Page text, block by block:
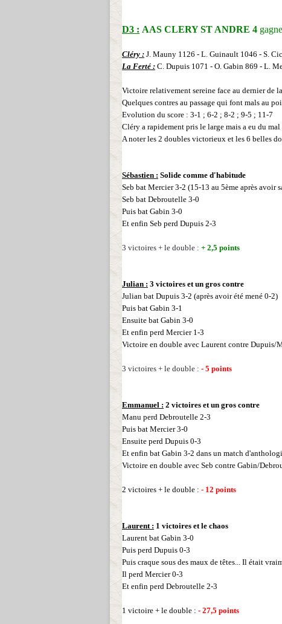
D3 : AAS CLERY ST ANDRE 4
Cléry : J. Mauny 1126 - L. Guinault 1046 - S.
La Ferté : C. Dupuis 1071 - O. Gabin 869 - L.
Victoire relativement sereine face au dernier de
Quelques contres au passage qui font mals au
Evolution du score : 3-1 ; 6-2 ; 8-2 ; 9-5 ; 11-7
Cléry a rapidement pris le large mais a eu du
A noter les 2 doubles victorieux et les 6 belles
Sébastien : Solide comme d'habitude
Seb bat Mercier 3-2 (15-13 au 5ème après avoir
Seb bat Debroutelle 3-0
Puis bat Gabin 3-0
Et enfin Seb perd Dupuis 2-3
3 victoires + le double : + 2,5 points
Julian : 3 victoires et un gros contre
Julian bat Dupuis 3-2 (après avoir été mené 0-2)
Puis bat Gabin 3-1
Ensuite bat Gabin 3-0
Et enfin perd Mercier 1-3
Victoire en double avec Laurent contre Dupuis/
3 victoires + le double : - 5 points
Emmanuel : 2 victoires et un gros contre
Manu perd Debroutelle 2-3
Puis bat Mercier 3-0
Ensuite perd Dupuis 0-3
Et enfin bat Gabin 3-2 dans un match
Victoire en double avec Seb contre Gabin/
2 victoires + le double : - 12 points
Laurent : 1 victoires et le chaos
Laurent bat Gabin 3-0
Puis perd Dupuis 0-3
Puis craque sous des maux de têtes... Il était
Il perd Mercier 0-3
Et enfin perd Debroutelle 2-3
1 victoire + le double : - 27,5 points